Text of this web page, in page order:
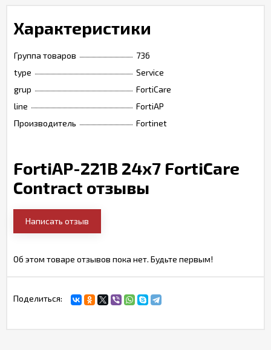
Характеристики
Группа товаров
736
type
Service
grup
FortiCare
line
FortiAP
Производитель
Fortinet
FortiAP-221B 24x7 FortiCare
Contract отзывы
Написать отзыв
Об этом товаре отзывов пока нет. Будьте первым!
Поделиться: